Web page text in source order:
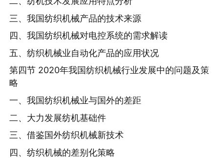
三、我国纺织机械产品的技术来源
四、我国纺织机械对电控系统的需求解读
五、纺织机械业自动化产品的应用状况
第四节 2020年我国纺织机械行业发展中的问题及策
略
一、我国纺织机械业与国外的差距
二、大力发展纺机基础件
三、借鉴国外纺织机械新技术
四、纺织机械的差别化策略